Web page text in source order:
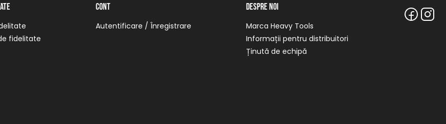
fidelitate
Cont
Autentificare / Înregistrare
Despre noi
Marca Heavy Tools
Informații pentru distribuitori
Ținută de echipă